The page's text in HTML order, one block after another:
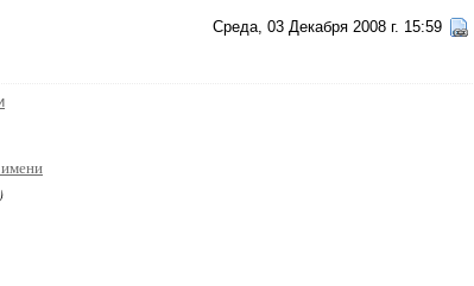
Среда, 03 Декабря 2008 г. 15:59
имени
)